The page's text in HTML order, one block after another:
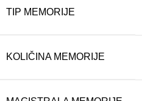
TIP MEMORIJE
KOLIČINA MEMORIJE